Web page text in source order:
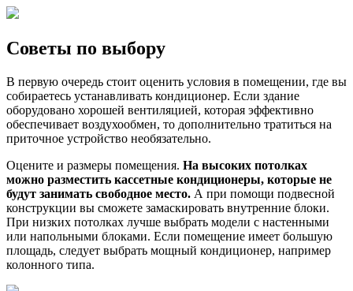
Советы по выбору
В первую очередь стоит оценить условия в помещении, где вы
собираетесь устанавливать кондиционер. Если здание
оборудовано хорошей вентиляцией, которая эффективно
обеспечивает воздухообмен, то дополнительно тратиться на
приточное устройство необязательно.
Оцените и размеры помещения. На высоких потолках
можно разместить кассетные кондиционеры, которые не
будут занимать свободное место. А при помощи подвесной
конструкции вы сможете замаскировать внутренние блоки.
При низких потолках лучше выбрать модели с настенными
или напольными блоками. Если помещение имеет большую
площадь, следует выбрать мощный кондиционер, например
колонного типа.